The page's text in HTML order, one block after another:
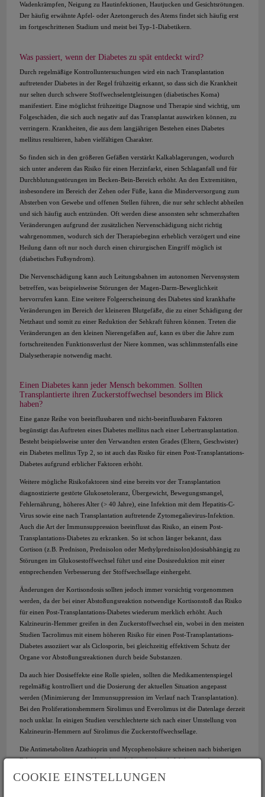
Wadenkrämpfen, Neigung zu Hautinfektionen, Hautjucken und Gesichtsrötungen.
Der häufig erwähnte Apfel- oder Azetongeruch des Atems findet sich häufig erst
im fortgeschrittenen Stadium und meist bei Typ-1-Diabetikern.
Was passiert, wenn der Diabetes zu spät entdeckt wird?
Durch regelmäßige Kontrolluntersuchungen wird ein nach Transplantation
auftretender Diabetes in der Regel frühzeitig erkannt, so dass sich die Krankheit
nur selten durch schwere Stoffwechselentgleisungen (diabetisches Koma)
manifestiert. Eine möglichst frühzeitige Diagnose und Therapie sind wichtig, um
Folgeschäden, die sich auch negativ auf das Transplantat auswirken können, zu
verringern. Krankheiten, die aus dem langjährigen Bestehen eines Diabetes
mellitus resultieren, haben vielfältigen Charakter.
So finden sich in den größeren Gefäßen verstärkt Kalkablagerungen, wodurch
sich unter anderem das Risiko für einen Herzinfarkt, einen Schlaganfall und für
Durchblutungsstörungen im Becken-Bein-Bereich erhöht. An den Extremitäten,
insbesondere im Bereich der Zehen oder Füße, kann die Minderversorgung zum
Absterben von Gewebe und offenen Stellen führen, die nur sehr schlecht abheilen
und sich häufig auch entzünden. Oft werden diese ansonsten sehr schmerzhaften
Veränderungen aufgrund der zusätzlichen Nervenschädigung nicht richtig
wahrgenommen, wodurch sich der Therapiebeginn erheblich verzögert und eine
Heilung dann oft nur noch durch einen chirurgischen Eingriff möglich ist
(diabetisches Fußsyndrom).
Die Nervenschädigung kann auch Leitungsbahnen im autonomen Nervensystem
betreffen, was beispielsweise Störungen der Magen-Darm-Beweglichkeit
hervorrufen kann. Eine weitere Folgeerscheinung des Diabetes sind krankhafte
Veränderungen im Bereich der kleineren Blutgefäße, die zu einer Schädigung der
Netzhaut und somit zu einer Reduktion der Sehkraft führen können. Treten die
Veränderungen an den kleinen Nierengefäßen auf, kann es über die Jahre zum
fortschreitenden Funktionsverlust der Niere kommen, was schlimmstenfalls eine
Dialysetherapie notwendig macht.
Einen Diabetes kann jeder Mensch bekommen. Sollten
Transplantierte ihren Zuckerstoffwechsel besonders im Blick
haben?
Eine ganze Reihe von beeinflussbaren und nicht-beeinflussbaren Faktoren
begünstigt das Auftreten eines Diabetes mellitus nach einer Lebertransplantation.
Besteht beispielsweise unter den Verwandten ersten Grades (Eltern, Geschwister)
ein Diabetes mellitus Typ 2, so ist auch das Risiko für einen Post-Transplantations-
Diabetes aufgrund erblicher Faktoren erhöht.
Weitere mögliche Risikofaktoren sind eine bereits vor der Transplantation
diagnostizierte gestörte Glukosetoleranz, Übergewicht, Bewegungsmangel,
Fehlernährung, höheres Alter (> 40 Jahre), eine Infektion mit dem Hepatitis-C-
Virus sowie eine nach Transplantation auftretende Zytomegalievirus-Infektion.
Auch die Art der Immunsuppression beeinflusst das Risiko, an einem Post-
Transplantations-Diabetes zu erkranken. So ist schon länger bekannt, dass
Cortison (z.B. Prednison, Prednisolon oder Methylprednisolon)dosisabhängig zu
Störungen im Glukosestoffwechsel führt und eine Dosisreduktion mit einer
entsprechenden Verbesserung der Stoffwechsellage einhergeht.
Änderungen der Kortisondosis sollten jedoch immer vorsichtig vorgenommen
werden, da der bei einer Abstoßungsreaktion notwendige Kortisonstoß das Risiko
für einen Post-Transplantations-Diabetes wiederum merklich erhöht. Auch
Kalzineurin-Hemmer greifen in den Zuckerstoffwechsel ein, wobei in den meisten
Studien Tacrolimus mit einem höheren Risiko für einen Post-Transplantations-
Diabetes assoziiert war als Ciclosporin, bei gleichzeitig effektivem Schutz der
Organe vor Abstoßungsreaktionen durch beide Substanzen.
Da auch hier Dosiseffekte eine Rolle spielen, sollten die Medikamentenspiegel
regelmäßig kontrolliert und die Dosierung der aktuellen Situation angepasst
werden (Minimierung der Immunsuppression im Verlauf nach Transplantation).
Bei den Proliferationshemmern Sirolimus und Everolimus ist die Datenlage derzeit
noch unklar. In einigen Studien verschlechterte sich nach einer Umstellung von
Kalzineurin-Hemmern auf Sirolimus die Zuckerstoffwechsellage.
Die Antimetaboliten Azathioprin und Mycophenolsäure scheinen nach bisherigen
Erkenntnissen eine vernachlässigbare diabetesfördernde Wirkung zu besitzen.
Immunsuppression mit dem Ziel, die Zuckerstoffwechsellage zu verbessern, nur
COOKIE EINSTELLUNGEN